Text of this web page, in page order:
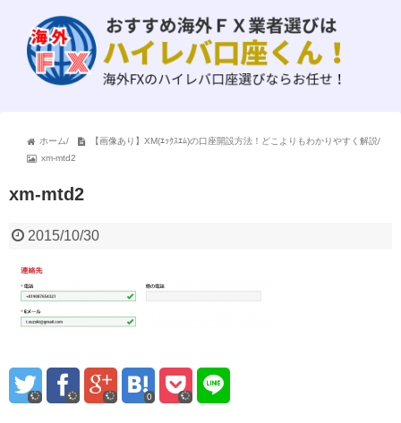
ホーム/ 【画像あり】XM(ｴｯｸｽｴﾑ)の口座開設方法！どこよりもわかりやすく解説/
xm-mtd2
xm-mtd2
2015/10/30
0